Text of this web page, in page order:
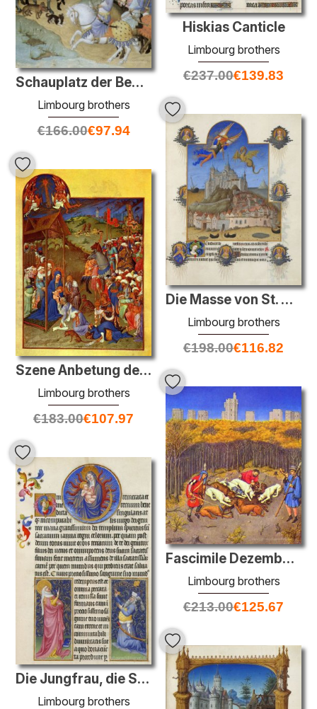
Schauplatz der Begegnung mit dem Heiligen Drei Könige
Limbourg brothers
€166.00€97.94
Hiskias Canticle
Limbourg brothers
€237.00€139.83
Die Masse von St. Michael
Limbourg brothers
€198.00€116.82
Szene Anbetung der Könige
Limbourg brothers
€183.00€107.97
Fascimile Dezember: Jagd auf Wildschweine
Limbourg brothers
€213.00€125.67
Die Jungfrau, die Sibylle und dem Kaiser Augustus
Limbourg brothers